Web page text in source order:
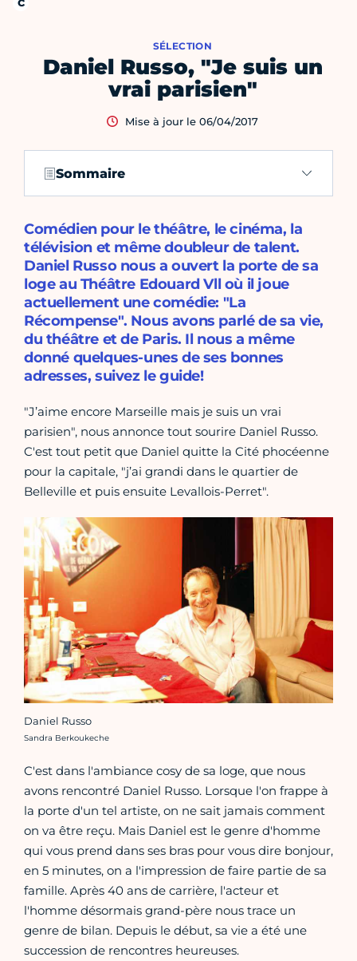
Daniel Russo, "Je suis un
vrai parisien"
SÉLECTION
Mise à jour le 06/04/2017
Sommaire
Comédien pour le théâtre, le cinéma, la
télévision et même doubleur de talent.
Daniel Russo nous a ouvert la porte de sa
loge au Théâtre Edouard Vll où il joue
actuellement une comédie: "La
Récompense". Nous avons parlé de sa vie,
du théâtre et de Paris. Il nous a même
donné quelques-unes de ses bonnes
adresses, suivez le guide!
"J’aime encore Marseille mais je suis un vrai
parisien", nous annonce tout sourire Daniel Russo.
C'est tout petit que Daniel quitte la Cité phocéenne
pour la capitale, "j’ai grandi dans le quartier de
Belleville et puis ensuite Levallois-Perret".
Daniel Russo
Crédit photo :
Sandra Berkoukeche
C'est dans l'ambiance cosy de sa loge, que nous
avons rencontré Daniel Russo. Lorsque l'on frappe à
la porte d'un tel artiste, on ne sait jamais comment
on va être reçu. Mais Daniel est le genre d'homme
qui vous prend dans ses bras pour vous dire bonjour,
en 5 minutes, on a l'impression de faire partie de sa
famille. Après 40 ans de carrière, l'acteur et
l'homme désormais grand-père nous trace un
genre de bilan. Depuis le début, sa vie a été une
succession de rencontres heureuses.